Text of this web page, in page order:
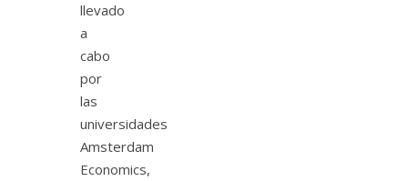
llevado
a
cabo
por
las
universidades
Amsterdam
Economics,